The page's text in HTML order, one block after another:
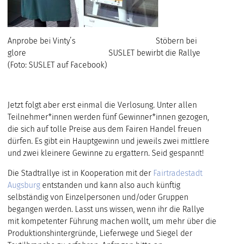
Anprobe bei Vinty’s Stöbern bei
glore SUSLET bewirbt die Rallye
(Foto: SUSLET auf Facebook)
Jetzt folgt aber erst einmal die Verlosung. Unter allen
Teilnehmer*innen werden fünf Gewinner*innen gezogen,
die sich auf tolle Preise aus dem Fairen Handel freuen
dürfen. Es gibt ein Hauptgewinn und jeweils zwei mittlere
und zwei kleinere Gewinne zu ergattern. Seid gespannt!
Die Stadtrallye ist in Kooperation mit der Fairtradestadt
Augsburg entstanden und kann also auch künftig
selbständig von Einzelpersonen und/oder Gruppen
begangen werden. Lasst uns wissen, wenn ihr die Rallye
mit kompetenter Führung machen wollt, um mehr über die
Produktionshintergründe, Lieferwege und Siegel der